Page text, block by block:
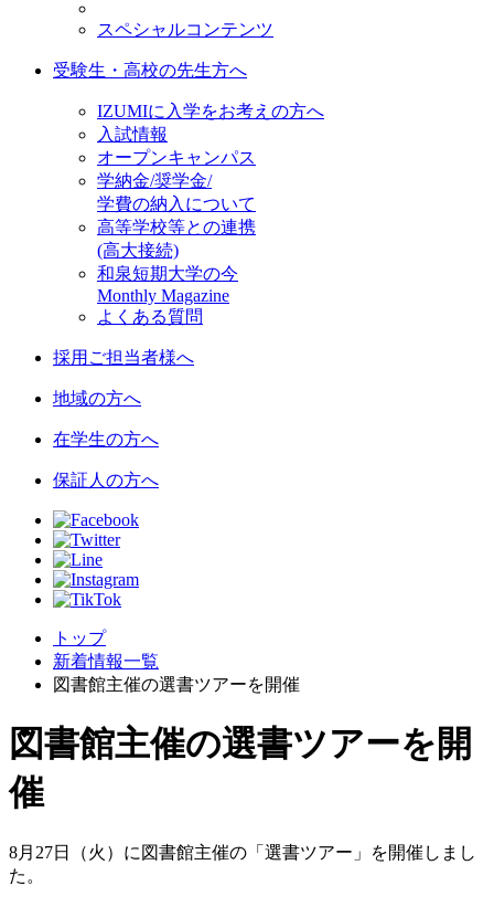
スペシャルコンテンツ
受験生・高校の先生方へ
IZUMIに入学をお考えの方へ
入試情報
オープンキャンパス
学納金/奨学金/
学費の納入について
高等学校等との連携
(高大接続)
和泉短期大学の今
Monthly Magazine
よくある質問
採用ご担当者様へ
地域の方へ
在学生の方へ
保証人の方へ
トップ
新着情報一覧
図書館主催の選書ツアーを開催
図書館主催の選書ツアーを開
催
8月27日（火）に図書館主催の「選書ツアー」を開催しまし
た。